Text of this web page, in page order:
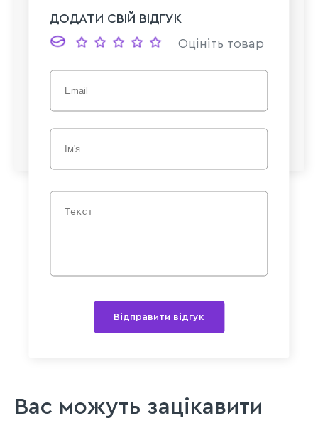
ДОДАТИ СВІЙ ВІДГУК
Оцініть товар
Відправити відгук
Вас можуть зацікавити